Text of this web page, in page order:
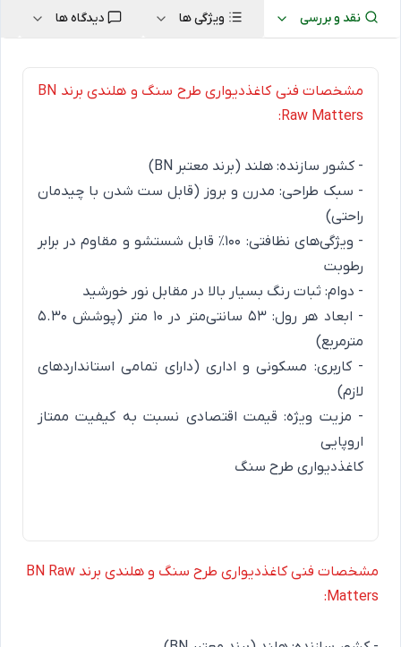
نقد و بررسی ویژگی ها دیدگاه ها
مشخصات فنی کاغذدیواری طرح سنگ و هلندی برند BN
Raw Matters:
- کشور سازنده: هلند (برند معتبر BN)
- سبک طراحی: مدرن و بروز (قابل ست شدن با چیدمان
راحتی)
- ویژگی‌های نظافتی: ۱۰۰٪ قابل شستشو و مقاوم در برابر
رطوبت
- دوام: ثبات رنگ بسیار بالا در مقابل نور خورشید
- ابعاد هر رول: ۵۳ سانتی‌متر در ۱۰ متر (پوشش ۵.۳۰
مترمربع)
- کاربری: مسکونی و اداری (دارای تمامی استانداردهای
لازم)
- مزیت ویژه: قیمت اقتصادی نسبت به کیفیت ممتاز
اروپایی
کاغذدیواری طرح سنگ
مشخصات فنی کاغذدیواری طرح سنگ و هلندی برند BN Raw
Matters: